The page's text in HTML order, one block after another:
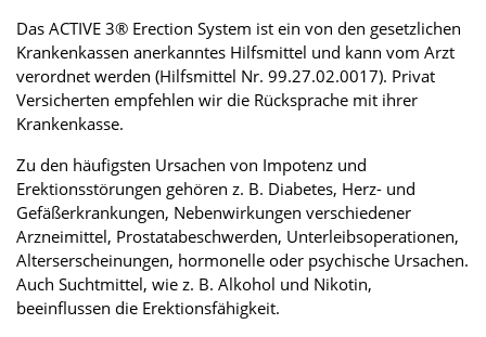
Das ACTIVE 3® Erection System ist ein von den gesetzlichen
Krankenkassen anerkanntes Hilfsmittel und kann vom Arzt
verordnet werden (Hilfsmittel Nr. 99.27.02.0017). Privat
Versicherten empfehlen wir die Rücksprache mit ihrer
Krankenkasse.
Zu den häufigsten Ursachen von Impotenz und
Erektionsstörungen gehören z. B. Diabetes, Herz- und
Gefäßerkrankungen, Nebenwirkungen verschiedener
Arzneimittel, Prostatabeschwerden, Unterleibsoperationen,
Alterserscheinungen, hormonelle oder psychische Ursachen.
Auch Suchtmittel, wie z. B. Alkohol und Nikotin,
beeinflussen die Erektionsfähigkeit.